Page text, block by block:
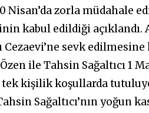
Nisan’da zorla müdahale
kabul edildiği açıklandı.
sevk
ile Tahsin Sağaltıcı 1
tek kişilik koşullarda
Sağaltıcı’nın yoğun